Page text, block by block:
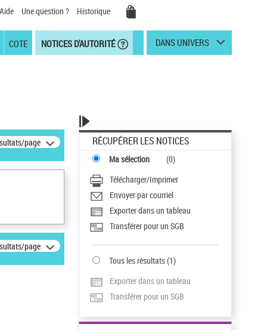
Aide Une question ? Historique
COTE NOTICES D'AUTORITÉ DANS UNIVERS
page
page
RÉCUPÉRER LES NOTICES
Ma sélection (0)
Télécharger/Imprimer
Envoyer par courriel
Exporter dans un tableau
Transférer pour un SGB
Tous les résultats(1)
Exporter dans un tableau
Transférer pour un SGB